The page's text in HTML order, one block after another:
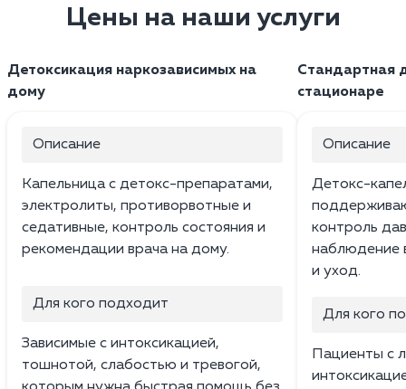
Цены на наши услуги
Детоксикация наркозависимых на
дому
Описание
Капельница с детокс-препаратами,
электролиты, противорвотные и
седативные, контроль состояния и
рекомендации врача на дому.
Для кого подходит
Зависимые с интоксикацией,
тошнотой, слабостью и тревогой,
Стандартная
стационаре
Описание
Детокс-
контроль
наблюдение
и уход.
Для кого
Пациенты с